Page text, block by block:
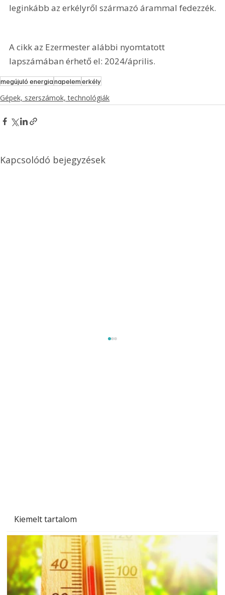
Kiemelt tartalom
leginkább az erkélyről származó árammal fedezzék.
A cikk az Ezermester alábbi nyomtatott
lapszámában érhető el: 2024/április.
megújuló energianapelemerkély
Gépek, szerszámok, technológiák
Kapcsolódó bejegyzések